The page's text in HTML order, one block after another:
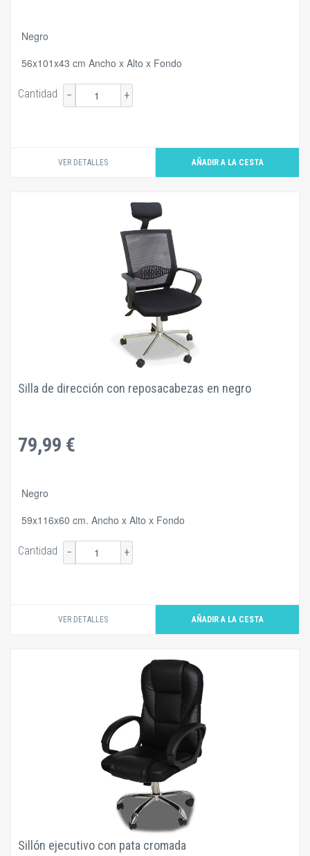
Negro
56x101x43 cm Ancho x Alto x Fondo
Cantidad − +
VER DETALLES
Silla de dirección con reposacabezas en negro
79,99 €
Negro
59x116x60 cm. Ancho x Alto x Fondo
Cantidad − +
VER DETALLES
Sillón ejecutivo con pata cromada